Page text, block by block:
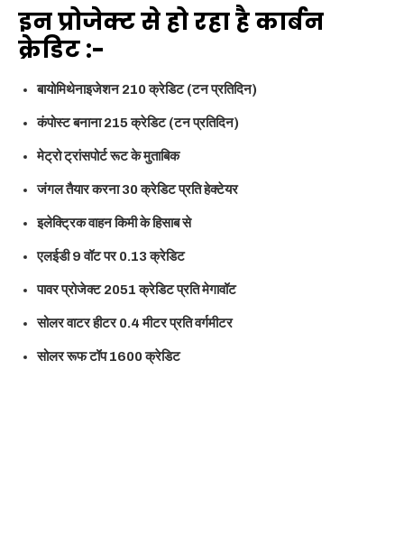
इन प्रोजेक्ट से हो रहा है कार्बन
क्रेडिट :-
बायोमिथेनाइजेशन 210 क्रेडिट (टन प्रतिदिन)
कंपोस्ट बनाना 215 क्रेडिट (टन प्रतिदिन)
मेट्रो ट्रांसपोर्ट रूट के मुताबिक
जंगल तैयार करना 30 क्रेडिट प्रति हेक्टेयर
इलेक्ट्रिक वाहन किमी के हिसाब से
एलईडी 9 वॉट पर 0.13 क्रेडिट
पावर प्रोजेक्ट 2051 क्रेडिट प्रति मेगावॉट
सोलर वाटर हीटर 0.4 मीटर प्रति वर्गमीटर
सोलर रूफ टॉप 1600 क्रेडिट